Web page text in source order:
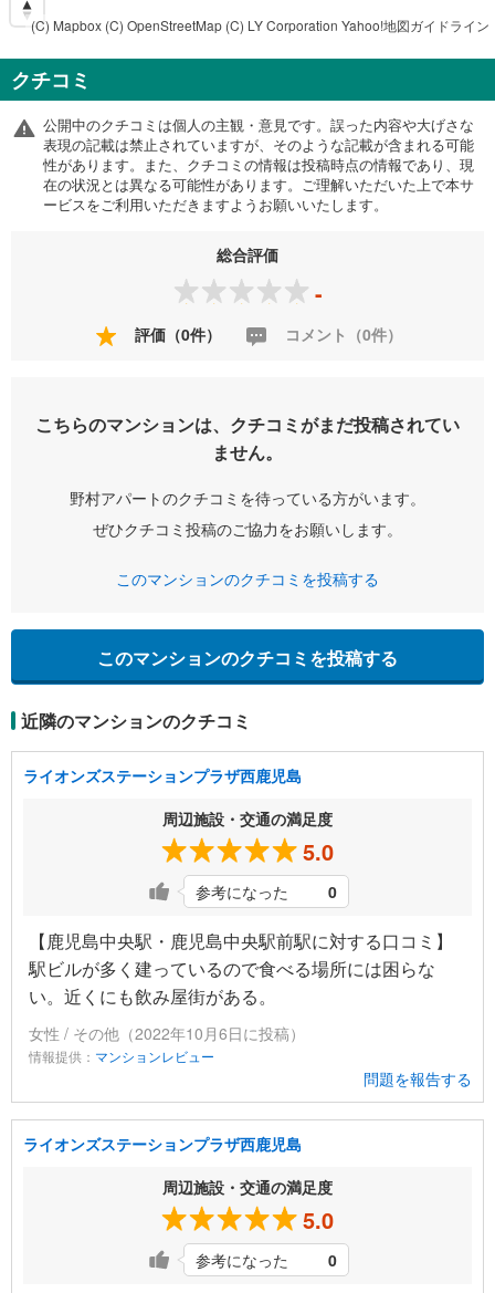
(C) Mapbox (C) OpenStreetMap (C) LY Corporation Yahoo!地図ガイドライン
クチコミ
公開中のクチコミは個人の主観・意見です。誤った内容や大げさな
表現の記載は禁止されていますが、そのような記載が含まれる可能
性があります。また、クチコミの情報は投稿時点の情報であり、現
在の状況とは異なる可能性があります。ご理解いただいた上で本サ
ービスをご利用いただきますようお願いいたします。
総合評価
-
評価（0件） コメント（0件）
こちらのマンションは、クチコミがまだ投稿されてい
ません。
野村アパートのクチコミを待っている方がいます。
ぜひクチコミ投稿のご協力をお願いします。
このマンションのクチコミを投稿する
このマンションのクチコミを投稿する
近隣のマンションのクチコミ
ライオンズステーションプラザ西鹿児島
周辺施設・交通の満足度
5.0
参考になった 0
【鹿児島中央駅・鹿児島中央駅前駅に対する口コミ】
駅ビルが多く建っているので食べる場所には困らな
い。近くにも飲み屋街がある。
女性 / その他（2022年10月6日に投稿）
情報提供： マンションレビュー
問題を報告する
ライオンズステーションプラザ西鹿児島
周辺施設・交通の満足度
5.0
参考になった 0